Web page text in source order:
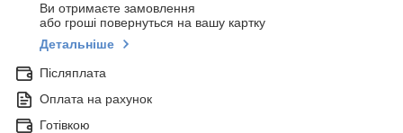
Ви отримаєте замовлення
або гроші повернуться на вашу картку
Детальніше
Післяплата
Оплата на рахунок
Готівкою